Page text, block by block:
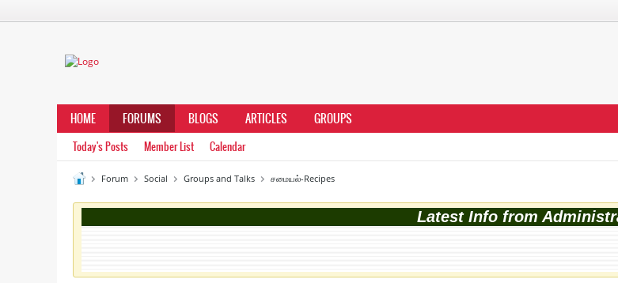
HOME FORUMS BLOGS ARTICLES GROUPS
Today's Posts Member List Calendar
Forum Social Groups and Talks சமையல்-Recipes
Latest Info from